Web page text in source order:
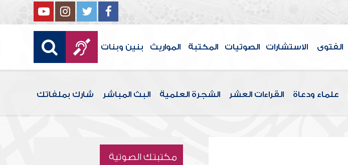
الفتوى الاستشارات الصوتيات المكتبة المواريث بنين وبنات
علماء ودعاة القراءات العشر الشجرة العلمية البث المباشر شارك بملفاتك
مكتبتك الصوتية